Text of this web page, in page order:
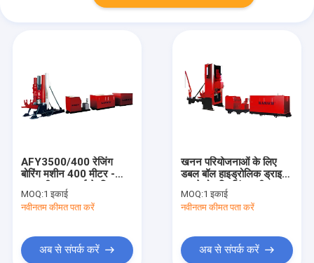
AFY3500/400 रेजिंग
बोरिंग मशीन 400 मीटर -
700 मीटर गहराई के लिए
कोयला खदानों के लिए
MOQ:1 इकाई
नवीनतम कीमत पता करें
अब से संपर्क करें
खनन परियोजनाओं के लिए
डबल बॉल हाइड्रोलिक ड्राइव
उठाने बोर ड्रिलिंग मशीन
MOQ:1 इकाई
नवीनतम कीमत पता करें
अब से संपर्क करें